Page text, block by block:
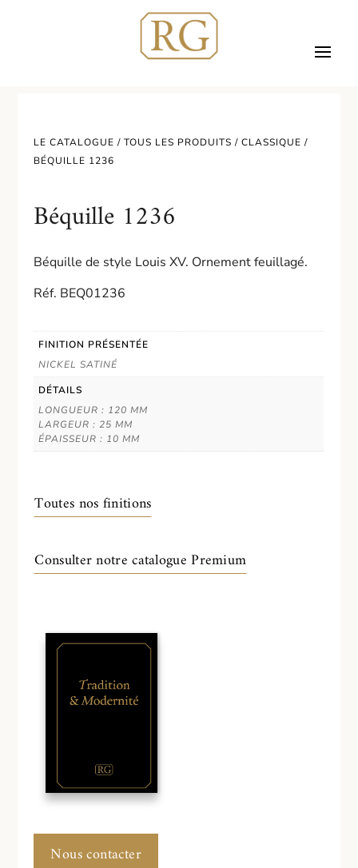
LE CATALOGUE /TOUS LES PRODUITS /CLASSIQUE /
BÉQUILLE 1236
Béquille 1236
Béquille de style Louis XV. Ornement feuillagé.
Réf. BEQ01236
FINITION PRÉSENTÉE
NICKEL SATINÉ
DÉTAILS
LONGUEUR : 120 MM
LARGEUR : 25 MM
ÉPAISSEUR : 10 MM
Toutes nos finitions
Consulter notre catalogue Premium
Nous contacter